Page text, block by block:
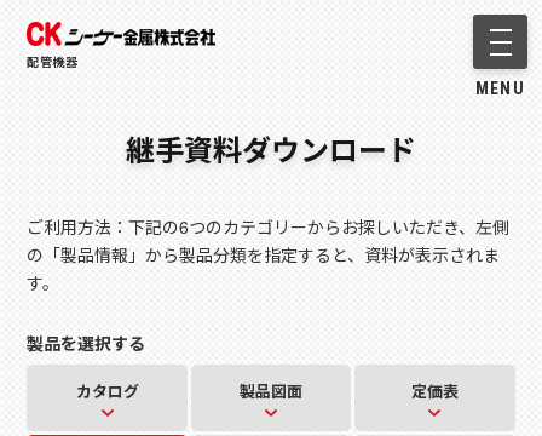
配管機器 メニ
MENU
継手資料ダウンロード
ご利用方法：下記の6つのカテゴリーからお探しいただき、左側
の「製品情報」から製品分類を指定すると、資料が表示されま
す。
製品を選択する
カタログ 製品図面 定価表